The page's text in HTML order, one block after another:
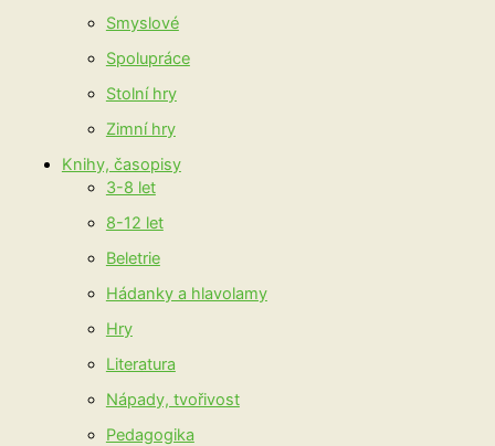
Smyslové
Spolupráce
Stolní hry
Zimní hry
Knihy, časopisy
3-8 let
8-12 let
Beletrie
Hádanky a hlavolamy
Hry
Literatura
Nápady, tvořivost
Pedagogika